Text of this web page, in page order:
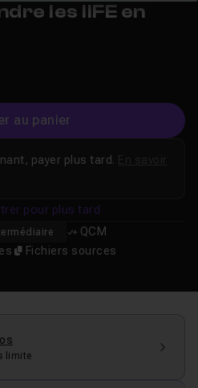
les IIFE en
au panier
QCM
Fichiers sources
payer plus tard.
pour plus tard
limite